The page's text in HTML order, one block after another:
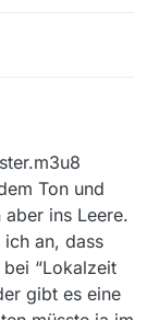
Ton und
ins Leere.
ich an, dass
“Lokalzeit
gibt es eine